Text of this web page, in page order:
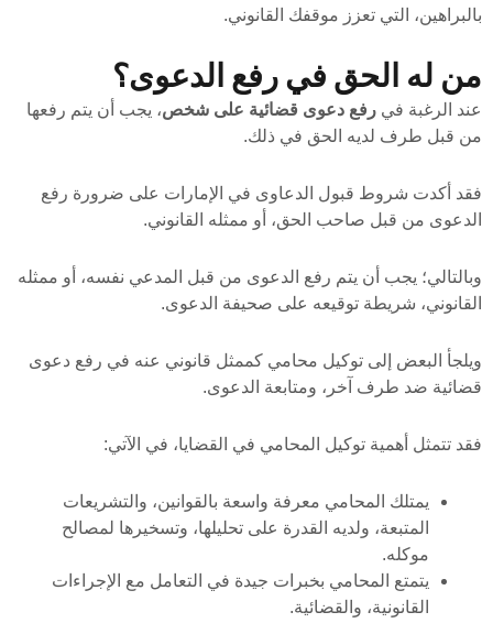
بالبراهين، التي تعزز موقفك القانوني.
من له الحق في رفع الدعوى؟
عند الرغبة في رفع دعوى قضائية على شخص، يجب أن يتم رفعها
من قبل طرف لديه الحق في ذلك.
فقد أكدت شروط قبول الدعاوى في الإمارات على ضرورة رفع
الدعوى من قبل صاحب الحق، أو ممثله القانوني.
وبالتالي؛ يجب أن يتم رفع الدعوى من قبل المدعي نفسه، أو ممثله
القانوني، شريطة توقيعه على صحيفة الدعوى.
ويلجأ البعض إلى توكيل محامي كممثل قانوني عنه في رفع دعوى
قضائية ضد طرف آخر، ومتابعة الدعوى.
فقد تتمثل أهمية توكيل المحامي في القضايا، في الآتي:
يمتلك المحامي معرفة واسعة بالقوانين، والتشريعات
المتبعة، ولديه القدرة على تحليلها، وتسخيرها لمصالح
موكله.
يتمتع المحامي بخبرات جيدة في التعامل مع الإجراءات
القانونية، والقضائية.